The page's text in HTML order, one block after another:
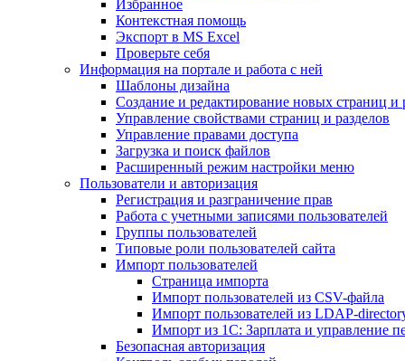
Избранное
Контекстная помощь
Экспорт в MS Excel
Проверьте себя
Информация на портале и работа с ней
Шаблоны дизайна
Создание и редактирование новых страниц и
Управление свойствами страниц и разделов
Управление правами доступа
Загрузка и поиск файлов
Расширенный режим настройки меню
Пользователи и авторизация
Регистрация и разграничение прав
Работа с учетными записями пользователей
Группы пользователей
Типовые роли пользователей сайта
Импорт пользователей
Страница импорта
Импорт пользователей из CSV-файла
Импорт пользователей из LDAP-
Импорт из 1С: Зарплата и управление
Безопасная авторизация